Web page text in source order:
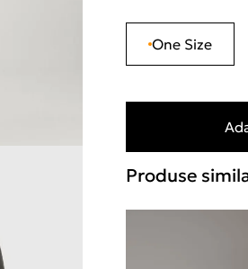
One Size
Produse